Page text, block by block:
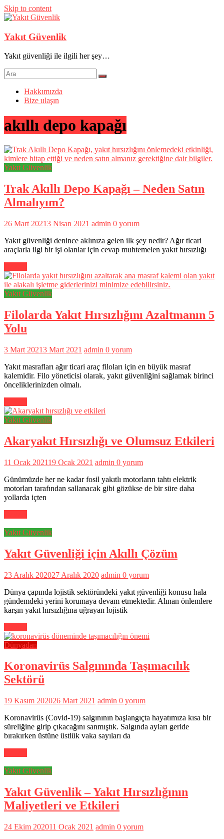
Skip to content
Yakıt Güvenlik
Yakıt güvenliği ile ilgili her şey…
Hakkımızda
Bize ulaşın
akıllı depo kapağı
Yakıt Güvenlik
Trak Akıllı Depo Kapağı – Neden Satın
Almalıyım?
26 Mart 20213 Nisan 2021 admin 0 yorum
Yakıt güvenliği denince aklınıza gelen ilk şey nedir? Ağır ticari
araçlarla ilgi bir işi olanlar için cevap muhtemelen yakıt hırsızlığı
Yakıt Güvenlik
Filolarda Yakıt Hırsızlığını Azaltmanın 5
Yolu
3 Mart 20213 Mart 2021 admin 0 yorum
Yakıt masrafları ağır ticari araç filoları için en büyük masraf
kalemidir. Filo yöneticisi olarak, yakıt güvenliğini sağlamak birinci
önceliklerinizden olmalı.
Yakıt Güvenlik
Akaryakıt Hırsızlığı ve Olumsuz Etkileri
11 Ocak 202119 Ocak 2021 admin 0 yorum
Günümüzde her ne kadar fosil yakıtlı motorların tahtı elektrik
motorları tarafından sallanacak gibi gözükse de bir süre daha
yollarda içten
Yakıt Güvenlik
Yakıt Güvenliği için Akıllı Çözüm
23 Aralık 202027 Aralık 2020 admin 0 yorum
Dünya çapında lojistik sektöründeki yakıt güvenliği konusu hala
gündemdeki yerini korumaya devam etmektedir. Alınan önlemlere
karşın yakıt hırsızlığına uğrayan lojistik
Dünyadan
Koronavirüs Salgınında Taşımacılık
Sektörü
19 Kasım 202026 Mart 2021 admin 0 yorum
Koronavirüs (Covid-19) salgınının başlangıçta hayatımıza kısa bir
süreliğine girip çıkacağını sanmıştık. Salgında ayları geride
bırakırken üstüne üstlük vaka sayıları da
Yakıt Güvenlik
Yakıt Güvenlik – Yakıt Hırsızlığının
Maliyetleri ve Etkileri
24 Ekim 202011 Ocak 2021 admin 0 yorum